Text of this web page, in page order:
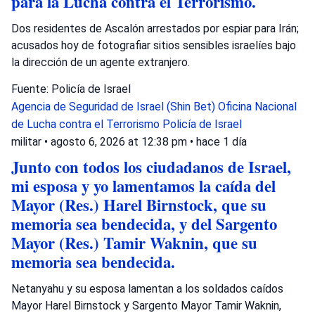
Dos residentes de Ascalón arrestados por espiar para Irán;
acusados hoy de fotografiar sitios sensibles israelíes bajo
la dirección de un agente extranjero.
Fuente: Policía de Israel
Agencia de Seguridad de Israel (Shin Bet) Oficina Nacional
de Lucha contra el Terrorismo Policía de Israel
militar • agosto 6, 2026 at 12:38 pm • hace 1 día
Junto con todos los ciudadanos de Israel,
mi esposa y yo lamentamos la caída del
Mayor (Res.) Harel Birnstock, que su
memoria sea bendecida, y del Sargento
Mayor (Res.) Tamir Waknin, que su
memoria sea bendecida.
Netanyahu y su esposa lamentan a los soldados caídos
Mayor Harel Birnstock y Sargento Mayor Tamir Waknin,